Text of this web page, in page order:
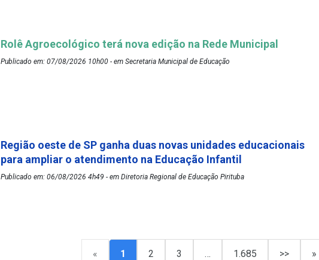
Rolê Agroecológico terá nova edição na Rede Municipal
Publicado em: 07/08/2026 10h00 - em Secretaria Municipal de Educação
Região oeste de SP ganha duas novas unidades educacionais
para ampliar o atendimento na Educação Infantil
Publicado em: 06/08/2026 4h49 - em Diretoria Regional de Educação Pirituba
« 1 2 3 … 1.685 >> »